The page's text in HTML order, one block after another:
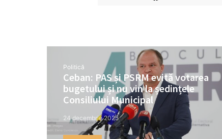
Politică
Ceban: PAS și PSRM evită votarea
bugetului și nu vin la ședințele
Consiliului Municipal
24 decembrie 2025